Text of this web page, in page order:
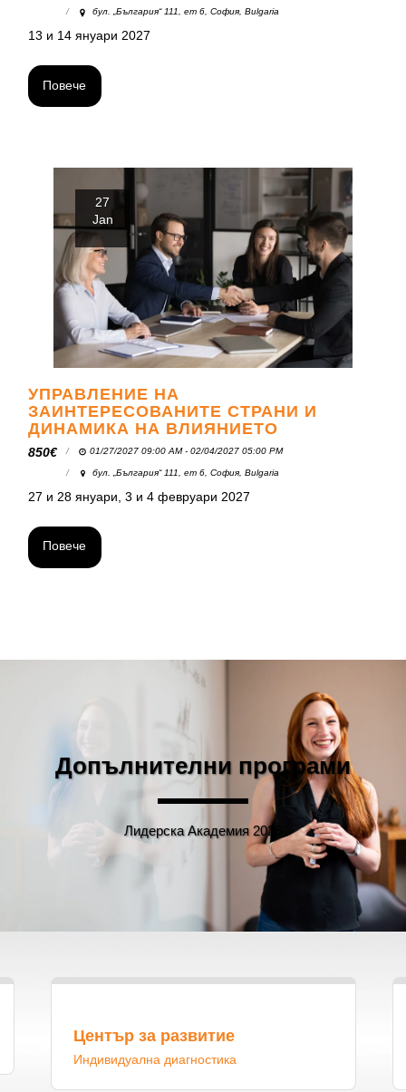
бул. „България“ 111, ет 6, София, Bulgaria
13 и 14 януари 2027
Повече
27
Jan
УПРАВЛЕНИЕ НА
ЗАИНТЕРЕСОВАНИТЕ СТРАНИ И
ДИНАМИКА НА ВЛИЯНИЕТО
850€ 01/27/2027 09:00 AM - 02/04/2027 05:00 PM
бул. „България“ 111, ет 6, София, Bulgaria
27 и 28 януари, 3 и 4 февруари 2027
Повече
Допълнителни програми
Лидерска Академия 2026
Център за развитие
Индивидуална диагностика